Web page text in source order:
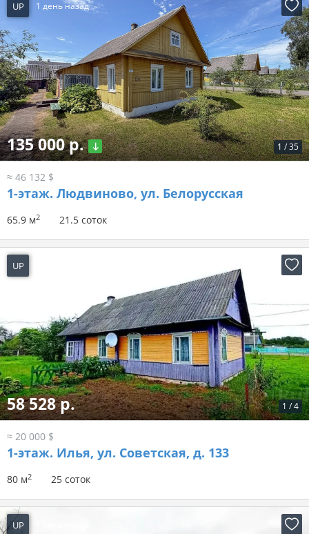
UP 1 день назад
1 /35
135 000 р.
≈ 46 132 $
1-этаж. Людвиново, ул. Белорусская
65.9 м2 21.5 соток
UP
1 /4
58 528 р.
≈ 20 000 $
1-этаж. Илья, ул. Советская, д. 133
80 м2 25 соток
UP